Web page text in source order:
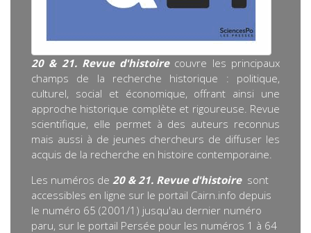
20 & 21. Revue d'histoire couvre les principaux
champs de la recherche historique : politique,
culturel, social et économique, offrant ainsi une
approche historique complète et rigoureuse. Revue
scientifique, elle permet à des auteurs reconnus
mais aussi à de jeunes chercheurs de diffuser les
acquis de la recherche en histoire contemporaine.
Les numéros de 20 & 21. Revue d'histoire sont
accessibles en ligne sur le portail Cairn.info depuis
le numéro 65 (2001/1) jusqu'au dernier numéro
paru, sur le portail Persée pour les numéros 1 à 64